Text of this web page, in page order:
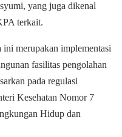
yang juga dikenal
terkait.
ini merupakan implementasi
fasilitas pengolahan
pada regulasi
Kesehatan Nomor 7
Hidup dan